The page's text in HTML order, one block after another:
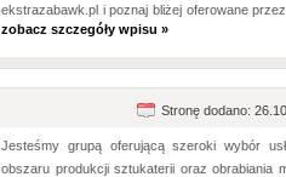
ekstrazabawk.pl i poznaj bliżej oferowane
zobacz szczegóły wpisu »
Stronę dodano:
Jesteśmy grupą oferującą szeroki wybór
obszaru produkcji sztukaterii oraz obrabiania